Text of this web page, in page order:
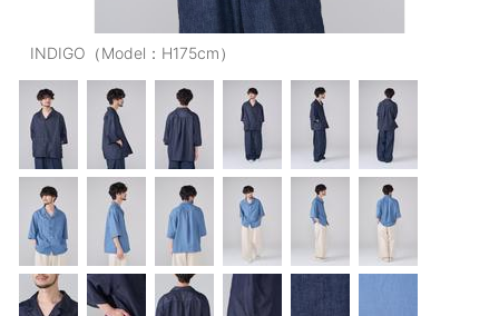
PANTS/SKIRT : パンツ・スカート
TOPS : トップス
OUTERS : アウター
OUTLET : アウトレット
MENS : メンズ
LADIES : レディース
新規会員登録
INDIGO（Model：H175cm）